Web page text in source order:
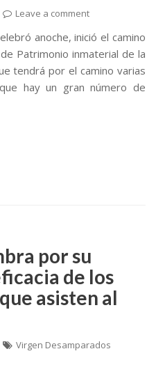
Leave a comment
anoche, inició el camino
Patrimonio inmaterial de la
tendrá por el camino varias
hay un gran número de
por su
de los
asisten al
Virgen Desamparados